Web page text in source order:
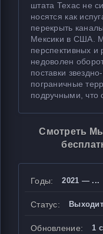
штата Техас не
носятся как
перекрыть
Мексики в США.
перспективных и
недоволен
поставки
пограничные
подручными, что
Смотреть
Годы: 2021 — ...
Статус: Выходит
Обновление: 1